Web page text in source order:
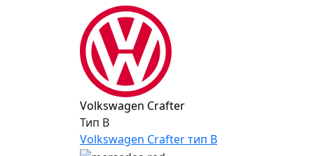
Volkswagen Crafter
Тип B
Volkswagen Crafter тип B